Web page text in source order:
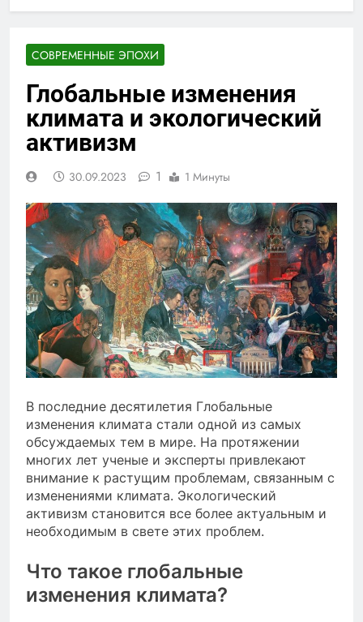
СОВРЕМЕННЫЕ ЭПОХИ
Глобальные изменения
климата и экологический
активизм
30.09.2023 1 1 Минуты
В последние десятилетия Глобальные
изменения климата стали одной из самых
обсуждаемых тем в мире. На протяжении
многих лет ученые и эксперты привлекают
внимание к растущим проблемам, связанным с
изменениями климата. Экологический
активизм становится все более актуальным и
необходимым в свете этих проблем.
Что такое глобальные
изменения климата?